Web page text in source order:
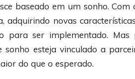
baseado em um sonho.
adquirindo novas
para ser implementado.
sonho esteja vinculado a
do que o esperado.